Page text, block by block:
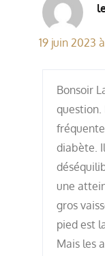
19 juin 2023
Bonsoir
diabète.
une
gros
pied est
Mais les